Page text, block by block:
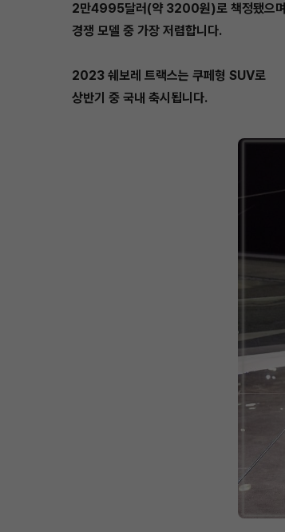
2만4995달러(약 3200원)로 책정됐으며
경쟁 모델 중 가장 저렴합니다.
2023 쉐보레 트랙스는 쿠페형 SUV로
상반기 중 국내 축시됩니다.